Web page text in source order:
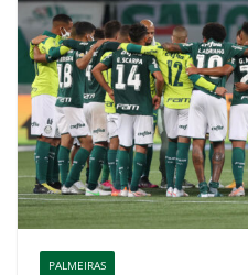
PALMEIRAS